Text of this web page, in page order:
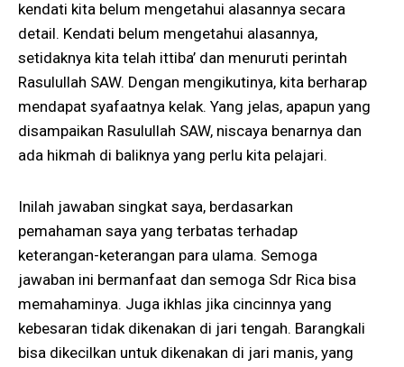
kendati kita belum mengetahui alasannya secara
detail. Kendati belum mengetahui alasannya,
setidaknya kita telah ittiba’ dan menuruti perintah
Rasulullah SAW. Dengan mengikutinya, kita berharap
mendapat syafaatnya kelak. Yang jelas, apapun yang
disampaikan Rasulullah SAW, niscaya benarnya dan
ada hikmah di baliknya yang perlu kita pelajari.
Inilah jawaban singkat saya, berdasarkan
pemahaman saya yang terbatas terhadap
keterangan-keterangan para ulama. Semoga
jawaban ini bermanfaat dan semoga Sdr Rica bisa
memahaminya. Juga ikhlas jika cincinnya yang
kebesaran tidak dikenakan di jari tengah. Barangkali
bisa dikecilkan untuk dikenakan di jari manis, yang